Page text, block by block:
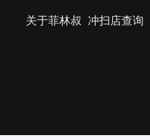
关于菲林叔 冲扫店查询